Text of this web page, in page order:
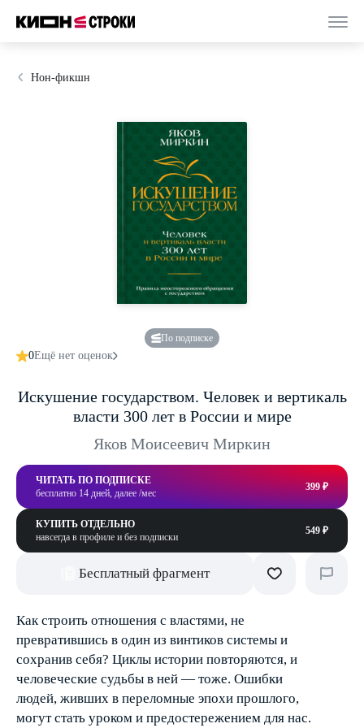
Нон-фикшн
По подписке
0Ещё нет оценок
Искушение государством. Человек и вертикаль
власти 300 лет в России и мире
Яков Моисеевич Миркин
ЧИТАТЬ ПО ПОДПИСКЕ
бесплатно 14 дней, далее /мес
399 ₽
КУПИТЬ ОТДЕЛЬНО
навсегда в профиле и без подписки
549 ₽
Бесплатный фрагмент
Как строить отношения с властями, не
превратившись в один из винтиков системы и
сохранив себя? Циклы истории повторяются, и
человеческие судьбы в ней — тоже. Ошибки
людей, живших в переломные эпохи прошлого,
могут стать уроком и предостережением для нас.